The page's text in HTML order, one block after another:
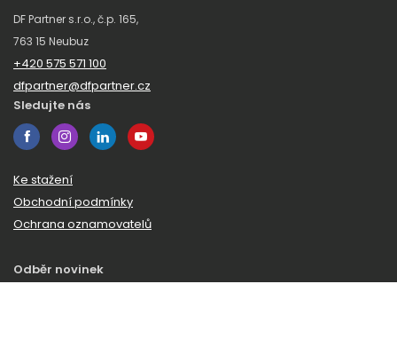
DF Partner s.r.o., č.p. 165,
763 15 Neubuz
+420 575 571 100
dfpartner@dfpartner.cz
Sledujte nás
Ke stažení
Obchodní podmínky
Ochrana oznamovatelů
Odběr novinek